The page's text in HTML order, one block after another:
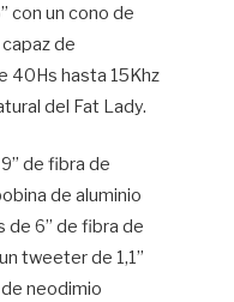
con un cono de
de
40Hs hasta 15Khz
del Fat Lady.
de fibra de
de aluminio
de 6” de fibra de
tweeter de 1,1”
neodimio